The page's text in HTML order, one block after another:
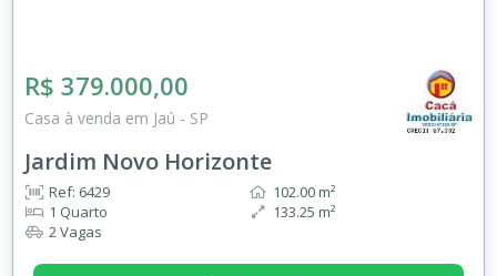
R$ 379.000,00
Casa à venda em Jaú - SP
Jardim Novo Horizonte
Ref: 6429
1 Quarto
2 Vagas
102.00 m²
133.25 m²